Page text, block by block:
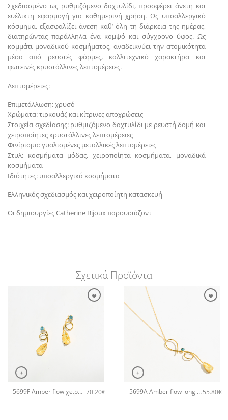
Σχεδιασμένο ως ρυθμιζόμενο δαχτυλίδι, προσφέρει άνετη και
ευέλικτη εφαρμογή για καθημερινή χρήση. Ως υποαλλεργικό
κόσμημα, εξασφαλίζει άνεση καθ’ όλη τη διάρκεια της ημέρας,
διατηρώντας παράλληλα ένα κομψό και σύγχρονο ύφος. Ως
κομμάτι μοναδικού κοσμήματος, αναδεικνύει την ατομικότητα
μέσα από ρευστές φόρμες, καλλιτεχνικό χαρακτήρα και
φωτεινές κρυστάλλινες λεπτομέρειες.
Λεπτομέρειες:
Επιμετάλλωση: χρυσό
Χρώματα: τιρκουάζ και κίτρινες αποχρώσεις
Στοιχεία σχεδίασης: ρυθμιζόμενο δαχτυλίδι με ρευστή δομή και
χειροποίητες κρυστάλλινες λεπτομέρειες
Φινίρισμα: γυαλισμένες μεταλλικές λεπτομέρειες
Στυλ: κοσμήματα μόδας, χειροποίητα κοσμήματα, μοναδικά
κοσμήματα
Ιδιότητες: υποαλλεργικά κοσμήματα
Ελληνικός σχεδιασμός και χειροποίητη κατασκευή
Οι δημιουργίες Catherine Bijoux παρουσιάζοντ
Σχετικά Προϊόντα
+
5699F Amber flow χειροποίητα σκουλαρίκια Catherine bijoux Τυρκουάζ 70.20€
+
5699A Amber flow long pendant χειροποίητο κολιέ Catherine bijoux Τυρκουάζ55.80€